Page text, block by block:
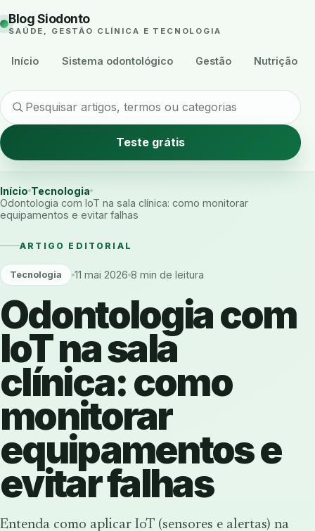
Blog Siodonto
SAÚDE, GESTÃO CLÍNICA E TECNOLOGIA
Início Sistema odontológico Gestão Nutrição
Teste grátis
Início Tecnologia
Odontologia com IoT na sala clínica: como monitorar
equipamentos e evitar falhas
ARTIGO EDITORIAL
Tecnologia 11 mai 2026 8 min de leitura
Odontologia com
IoT na sala
clínica: como
monitorar
equipamentos e
evitar falhas
Entenda como aplicar IoT (sensores e alertas) na